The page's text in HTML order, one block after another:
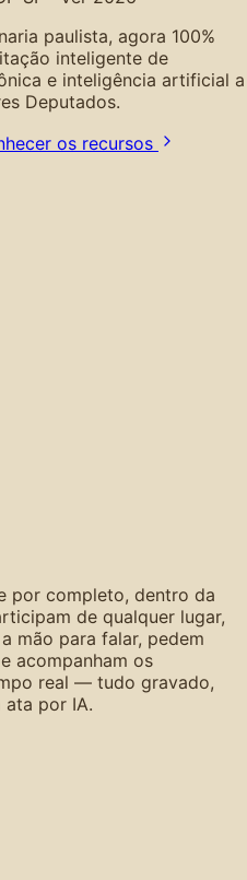
paulista, agora 100%
inteligente de
e inteligência artificial a
Deputados.
os recursos
por completo, dentro da
de qualquer lugar,
mão para falar, pedem
acompanham os
real — tudo gravado,
por IA.